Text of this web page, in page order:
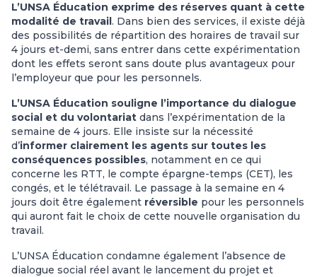
L’UNSA Éducation exprime des réserves quant à cette
modalité de travail. Dans bien des services, il existe déjà
des possibilités de répartition des horaires de travail sur
4 jours et-demi, sans entrer dans cette expérimentation
dont les effets seront sans doute plus avantageux pour
l’employeur que pour les personnels.
L’UNSA Éducation souligne l’importance du dialogue
social et du volontariat dans l’expérimentation de la
semaine de 4 jours. Elle insiste sur la nécessité
d’informer clairement les agents sur toutes les
conséquences possibles, notamment en ce qui
concerne les RTT, le compte épargne-temps (CET), les
congés, et le télétravail. Le passage à la semaine en 4
jours doit être également réversible pour les personnels
qui auront fait le choix de cette nouvelle organisation du
travail.
L’UNSA Éducation condamne également l’absence de
dialogue social réel avant le lancement du projet et